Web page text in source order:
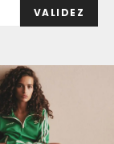
VALIDEZ